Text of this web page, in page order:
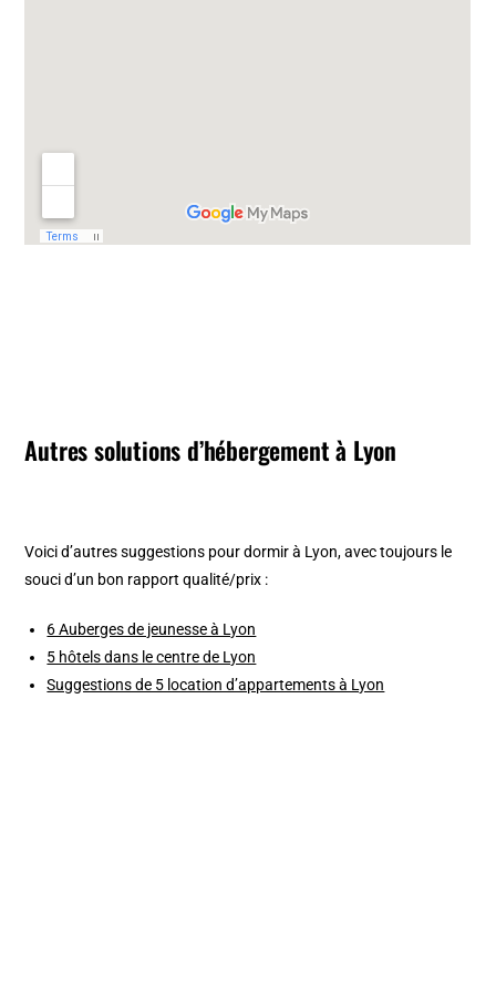
Autres solutions d’hébergement à Lyon
Voici d’autres suggestions pour dormir à Lyon, avec toujours le
souci d’un bon rapport qualité/prix :
6 Auberges de jeunesse à Lyon
5 hôtels dans le centre de Lyon
Suggestions de 5 location d’appartements à Lyon